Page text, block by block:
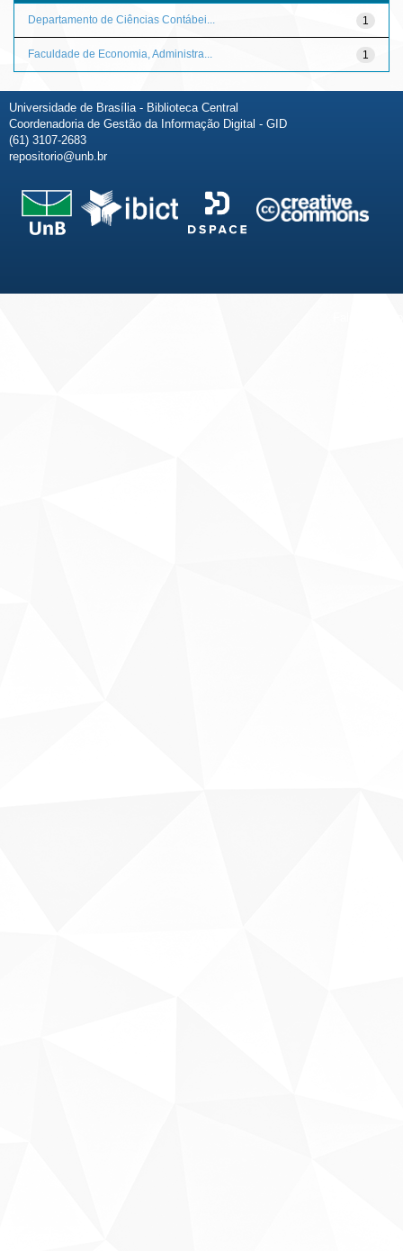
1
Departamento de Ciências Contábei...
1
Faculdade de Economia, Administra...
Universidade de Brasília - Biblioteca Central
Coordenadoria de Gestão da Informação Digital - GID
(61) 3107-2683
repositorio@unb.br